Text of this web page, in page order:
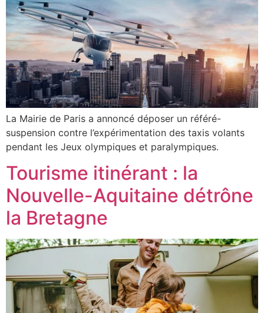
La Mairie de Paris a annoncé déposer un référé-
suspension contre l’expérimentation des taxis volants
pendant les Jeux olympiques et paralympiques.
Tourisme itinérant : la
Nouvelle-Aquitaine détrône
la Bretagne